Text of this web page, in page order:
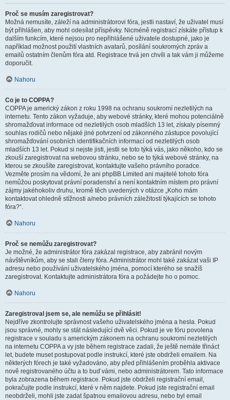
Proč se musím zaregistrovat?
Možná nemusíte, záleží na administrátorovi fóra, jestli nastaví, že uživatel musí
být přihlášen, aby mohl odesílat příspěvky. Nicméně registrací získáte přístup k
dalším funkcím, které nejsou pro nepřihlášené uživatele dostupné, jako je
například možnost použití vlastních avatarů, posílání soukromých zpráv a
emailů ostatním členům fóra atd. Registrace trvá jen chvíli a tak vám ji můžeme
doporučit.
Nahoru
Co je to COPPA?
COPPA je americký zákon z roku 1998 na ochranu soukromí nezletilých na
internetu. Tento zákon vyžaduje, aby webové stránky, které mohou potenciálně
shromažďovat informace od nezletilých osob mladších 13 let, získaly písemný
souhlas rodičů nebo nějaké jiné potvrzení od zákonného zástupce povolující
shromažďování osobních identifikačních informací od nezletilých osob
mladších 13 let. Pokud si nejste jisti, jestli se toto týká vás, jako někoho, kdo se
zkouší zaregistrovat na webovou stránku, nebo se to týká webové stránky, na
kterou se zkoušíte zaregistrovat, kontaktujte vašeho právního poradce.
Vezměte prosím na vědomí, že ani phpBB Limited ani majitelé tohoto fóra
nemůžou poskytovat právní poradenství a není kontaktním místem pro právní
zájmy jakéhokoliv druhu, kromě těch uvedených v otázce „Koho mám
kontaktovat ohledně stížnosti a/nebo právních záležitostí týkajících se tohoto
fóra?“.
Nahoru
Proč se nemůžu zaregistrovat?
Je možné, že administrátor fóra zakázal registrace, aby zabránil novým
návštěvníkům, aby se stali členy fóra. Administrátor mohl také zakázat vaši IP
adresu nebo používání uživatelského jména, pomocí kterého se snažíš
zaregistrovat. Kontaktujte administrátora fóra a požádejte ho o pomoc.
Nahoru
Zaregistroval jsem se, ale nemůžu se přihlásit!
Nejdříve zkontrolujte správnost vašeho uživatelského jména a hesla. Pokud
jsou správné, mohly se stát následující dvě věci. Pokud je ve fóru povolena
registrace v souladu s americkým zákonem na ochranu soukromí nezletilých
na internetu COPPA a vy jste během registrace zadali, že ještě nemáte třináct
let, budete muset postupovat podle instrukcí, které jste obdrželi emailem. Na
některých fórech je také vyžadováno, aby před přihlášením proběhla aktivace
nově registrovaného účtu a to buď vámi, nebo administrátorem. Tato informace
byla zobrazena během registrace. Pokud jste obdrželi registrační email,
pokračujte podle instrukcí, které v něm najdete. Pokud jste registrační email
neobdrželi, mohli jste zadat špatnou emailovou adresu, nebo byl email